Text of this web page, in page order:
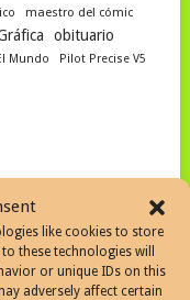
like cookies to store
these technologies will
or unique IDs on this
adversely affect certain
maestro del cómic
obituario
Mundo
Pilot Precise V5